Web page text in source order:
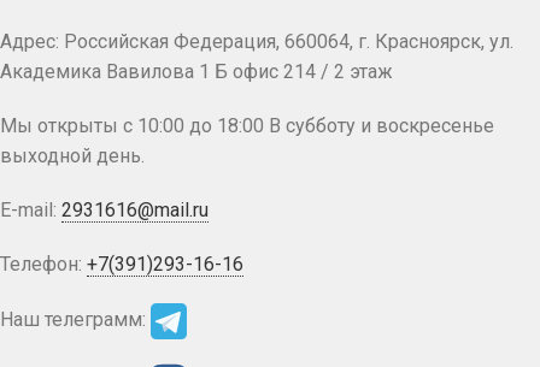
Адрес: Российская Федерация, 660064, г. Красноярск, ул.
Академика Вавилова 1 Б офис 214 / 2 этаж
Мы открыты с 10:00 до 18:00 В субботу и воскресенье
выходной день.
E-mail: 2931616@mail.ru
Телефон: +7(391)293-16-16
Наш телеграмм: